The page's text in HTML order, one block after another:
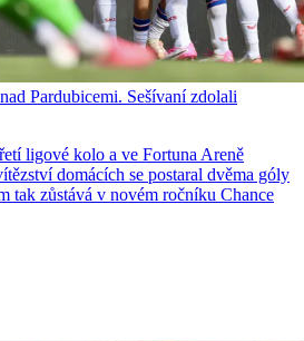
Pardubicemi. Sešívaní zdolali
ligové kolo a ve Fortuna Areně
domácích se postaral dvěma góly
tak zůstává v novém ročníku Chance